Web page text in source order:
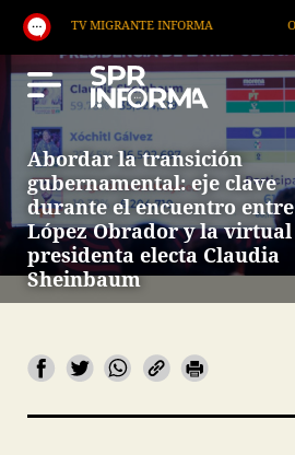
TV MIGRANTE INFORMA
Abordar la transición
gubernamental: eje clave
durante el encuentro entre
López Obrador y la virtual
presidenta electa Claudia
Sheinbaum